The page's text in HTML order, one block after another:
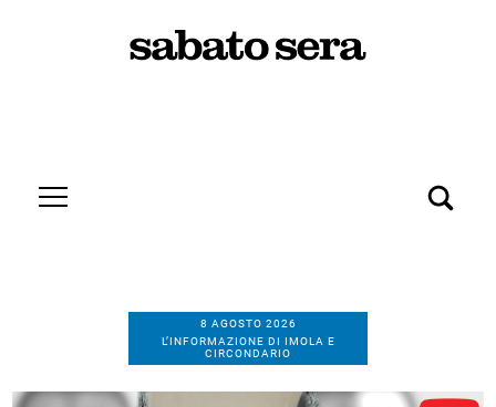
8 AGOSTO 2026
L’INFORMAZIONE DI IMOLA E
CIRCONDARIO